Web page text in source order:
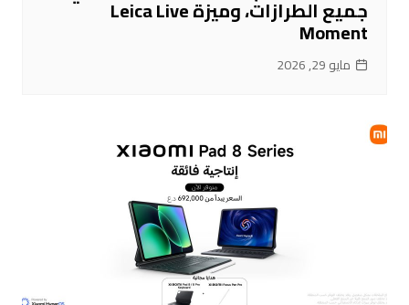
جميع الطرازات، وميزة Leica Live
Moment
مايو 29, 2026